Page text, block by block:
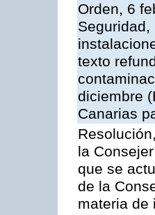
Orden, 6
texto
diciembre
Canarias
la
que se
de la
materia de